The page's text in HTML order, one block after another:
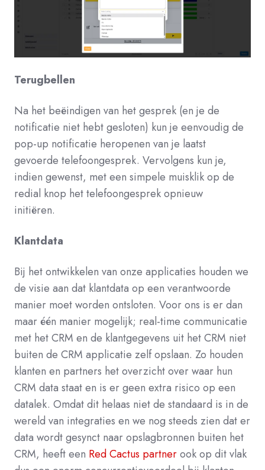
Terugbellen
Na het beëindigen van het gesprek (en je de
notificatie niet hebt gesloten) kun je eenvoudig de
pop-up notificatie heropenen van je laatst
gevoerde telefoongesprek. Vervolgens kun je,
indien gewenst, met een simpele muisklik op de
redial knop het telefoongesprek opnieuw
initiëren.
Klantdata
Bij het ontwikkelen van onze applicaties houden we
de visie aan dat klantdata op een verantwoorde
manier moet worden ontsloten. Voor ons is er dan
maar één manier mogelijk; real-time communicatie
met het CRM en de klantgegevens uit het CRM niet
buiten de CRM applicatie zelf opslaan. Zo houden
klanten en partners het overzicht over waar hun
CRM data staat en is er geen extra risico op een
datalek. Omdat dit helaas niet de standaard is in de
wereld van integraties en we nog steeds zien dat er
data wordt gesynct naar opslagbronnen buiten het
CRM, heeft een Red Cactus partnerook op dit vlak